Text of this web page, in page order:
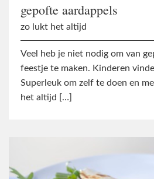
gepofte aardappels
zo lukt het altijd
Veel heb je niet nodig om van
feestje te maken. Kinderen
Superleuk om zelf te doen en
het altijd […]